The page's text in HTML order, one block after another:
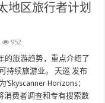
地区旅行者计划
952
的旅游趋势，重点介绍了
持续旅游业。 天巡 发布
Horizo​​ns：
消费者调查和专有搜索数